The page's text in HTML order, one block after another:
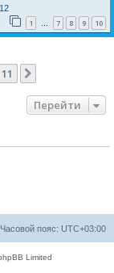
1 … 7 8 9 10
11
Перейти
Часовой пояс: UTC+03:00
Limited